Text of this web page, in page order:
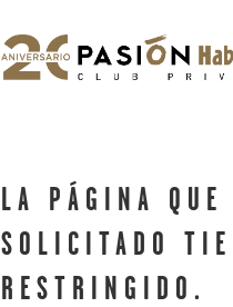
LA PÁGINA QUE
SOLICITADO
RESTRINGIDO.